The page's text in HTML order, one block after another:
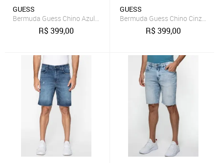
GUESS
Bermuda Guess Chino Azul Escuro
R$399,00
GUESS
Bermuda Guess Chino Cinza
R$399,00